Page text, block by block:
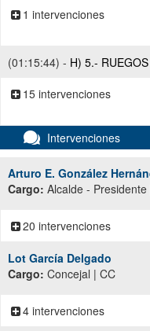
1 intervenciones
(01:15:44) - H) 5.-
15 intervenciones
Intervenciones
Arturo E. González
Cargo: Alcalde - Presidente
20 intervenciones
Lot García Delgado
Cargo: Concejal | CC
4 intervenciones